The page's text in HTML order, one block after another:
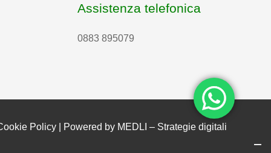
Assistenza telefonica
0883 895079
Policy | Powered by MEDLI – Strategie digitali